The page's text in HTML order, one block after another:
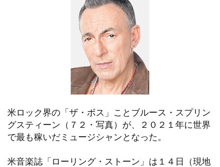
米ロック界の「ザ・ボス」ことブルース・スプリン
グスティーン（７２・写真）が、２０２１年に世界
で最も稼いだミュージシャンとなった。
米音楽誌「ローリング・ストーン」は１４日（現地